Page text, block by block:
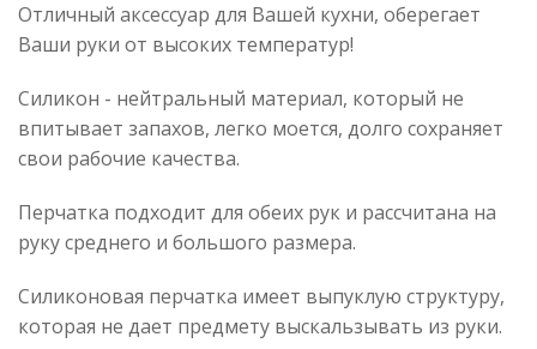
Отличный аксессуар для Вашей кухни, оберегает
Ваши руки от высоких температур!
Силикон - нейтральный материал, который не
впитывает запахов, легко моется, долго сохраняет
свои рабочие качества.
Перчатка подходит для обеих рук и рассчитана на
руку среднего и большого размера.
Силиконовая перчатка имеет выпуклую структуру,
которая не дает предмету выскальзывать из руки.